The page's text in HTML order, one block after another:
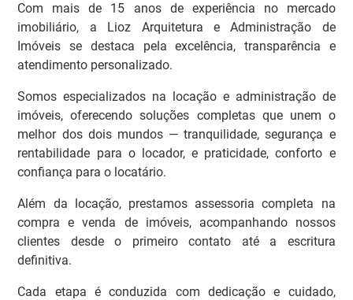
Com mais de 15 anos de experiência no mercado
imobiliário, a Lioz Arquitetura e Administração de
Imóveis se destaca pela excelência, transparência e
atendimento personalizado.
Somos especializados na locação e administração de
imóveis, oferecendo soluções completas que unem o
melhor dos dois mundos — tranquilidade, segurança e
rentabilidade para o locador, e praticidade, conforto e
confiança para o locatário.
Além da locação, prestamos assessoria completa na
compra e venda de imóveis, acompanhando nossos
clientes desde o primeiro contato até a escritura
definitiva.
Cada etapa é conduzida com dedicação e cuidado,